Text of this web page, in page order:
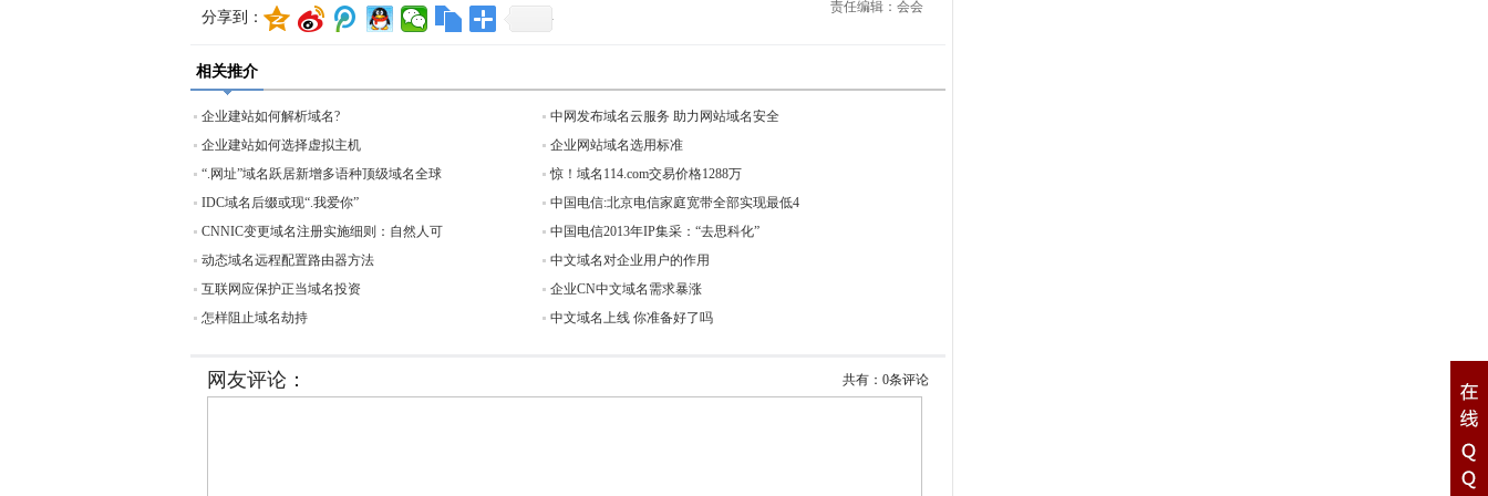
分享到：
责任编辑：会会
相关推介
企业建站如何解析域名?
企业建站如何选择虚拟主机
“.网址”域名跃居新增多语种顶级域名全球
IDC域名后缀或现“.我爱你”
CNNIC变更域名注册实施细则：自然人可
动态域名远程配置路由器方法
互联网应保护正当域名投资
怎样阻止域名劫持
中网发布域名云服务 助力网站域名安全
企业网站域名选用标准
惊！域名114.com交易价格1288万
中国电信:北京电信家庭宽带全部实现最低4
中国电信2013年IP集采：“去思科化”
中文域名对企业用户的作用
企业CN中文域名需求暴涨
中文域名上线 你准备好了吗
共有：0条评论
网友评论：